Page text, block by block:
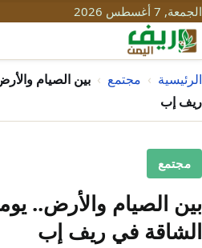
الجمعة, 7 أغسطس 2026
صحة
مياه
طرُق
تنمية
قصص نجاح
مبادرات
سياحة
الرئيسية › مجتمع › بين الصيام
ريف إب
مجتمع
بين الصيام والأرض..
الشاقة في ريف إب